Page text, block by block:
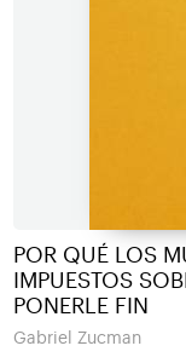
POR QUÉ LOS
IMPUESTOS
PONERLE FIN
Gabriel Zucman